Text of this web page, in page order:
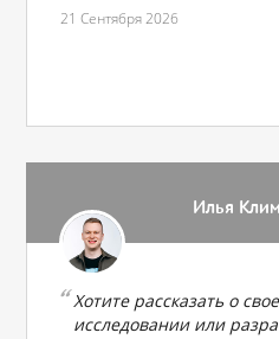
21 Сентября 2026
Илья
Хотите рассказать о
исследовании или